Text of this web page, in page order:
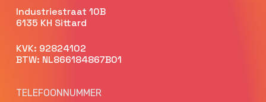
Industriestraat 10B
6135 KH Sittard
KVK: 92824102
BTW: NL866184867B01
TELEFOONNUMMER